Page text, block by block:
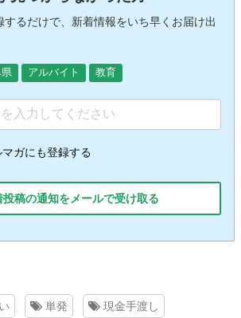
するだけで、新着情報をいち早くお届け出
アルバイト 教育
ガにも登録する
稿の通知をメールで受け取る
単発 現金手渡し